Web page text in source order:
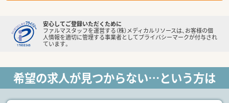
安心してご登録いただくために
ファルマスタッフを運営する（株）メディカルリソースは、お客様の個
人情報を適切に管理する事業者としてプライバシーマークが付与され
ています。
希望の求人が見つからない…という方は